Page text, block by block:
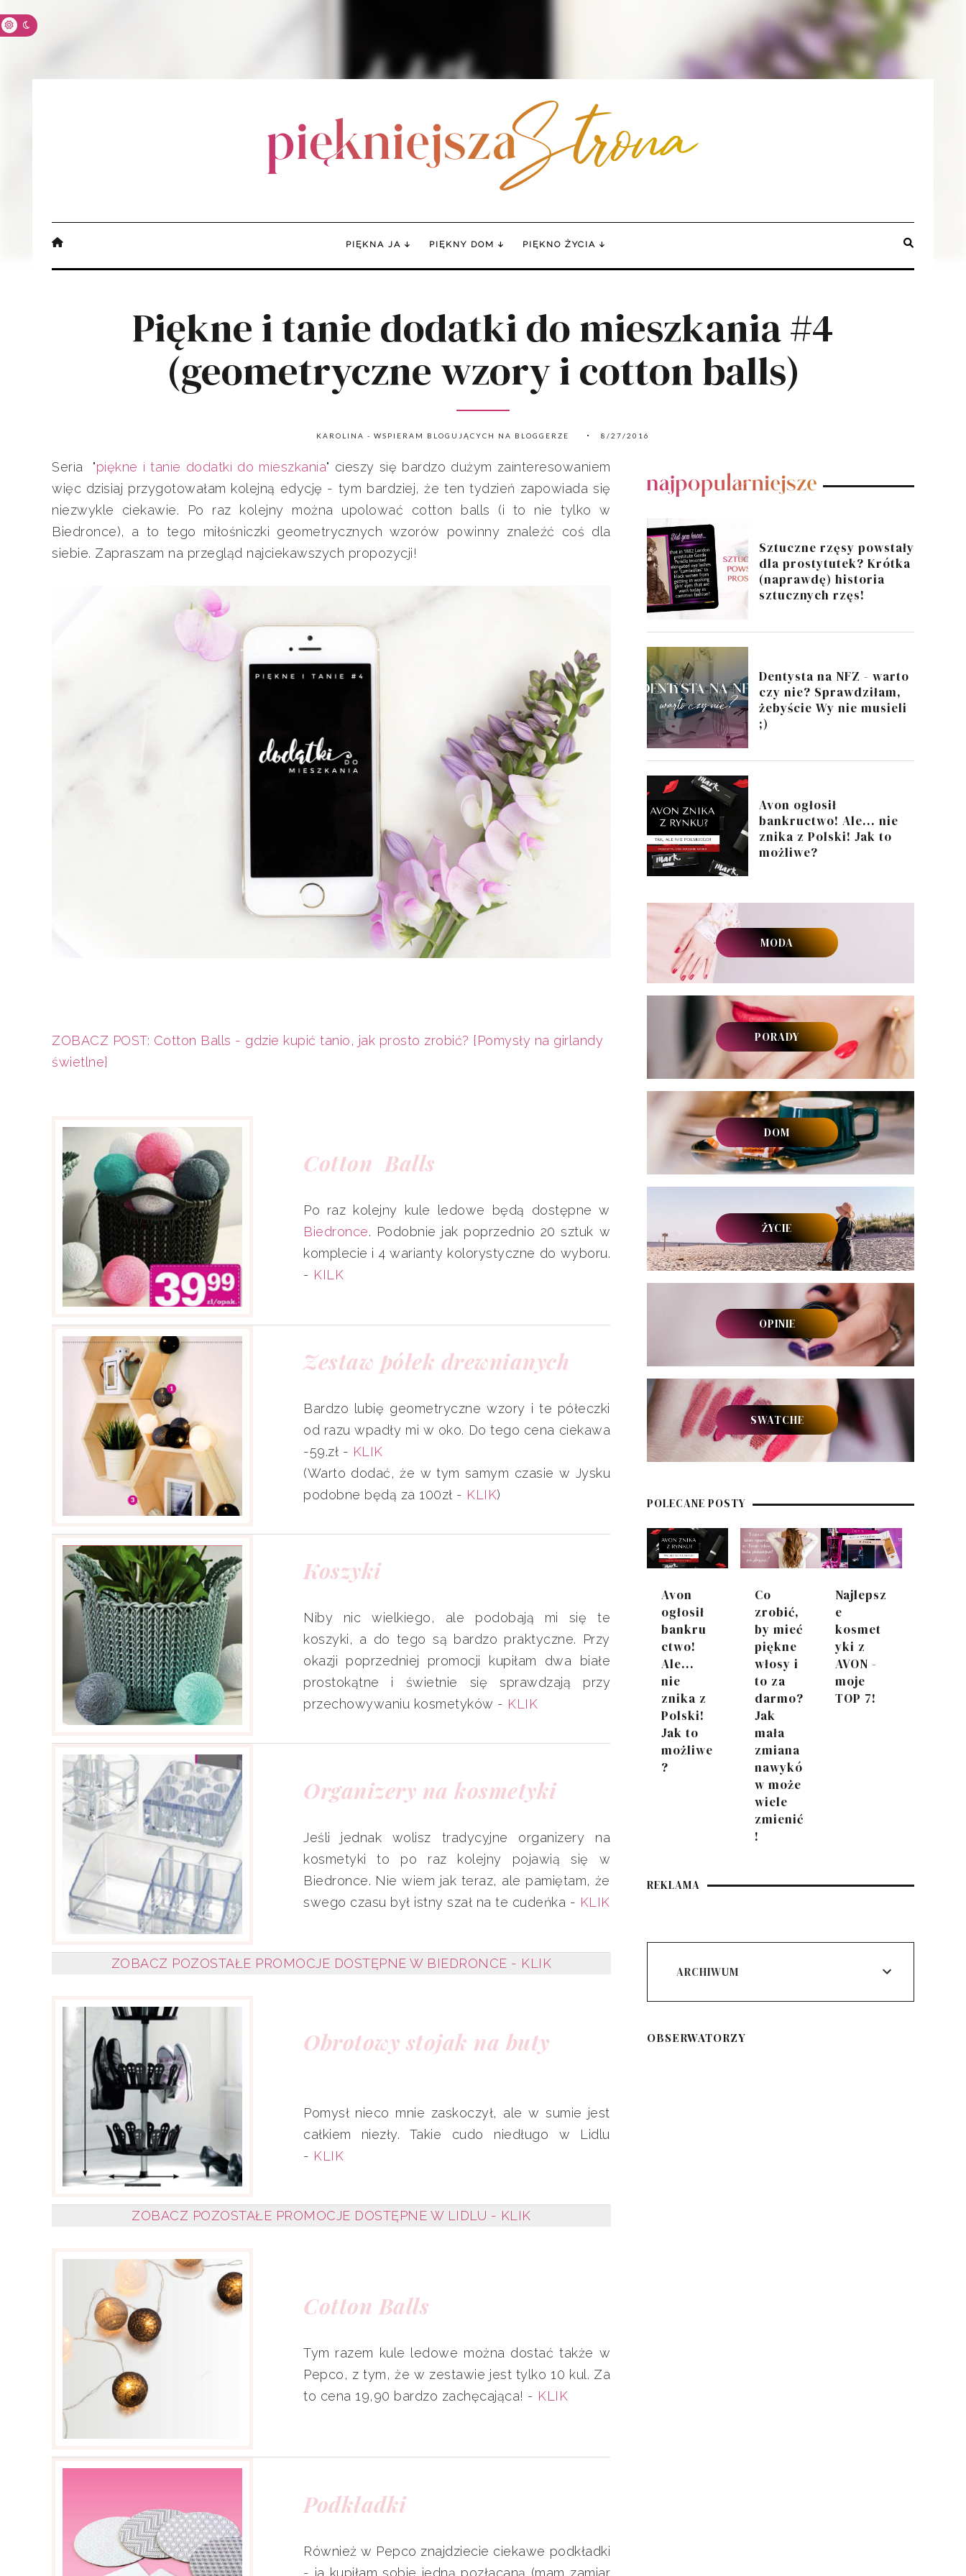
PIĘKNA JA PIĘKNY DOM PIĘKNO ŻYCIA
Piękne i tanie dodatki do mieszkania #4
(geometryczne wzory i cotton balls)
KAROLINA - WSPIERAM BLOGUJĄCYCH NA BLOGGERZE 8/27/2016
Seria "piękne i tanie dodatki do mieszkania" cieszy się bardzo dużym zainteresowaniem
więc dzisiaj przygotowałam kolejną edycję - tym bardziej, że ten tydzień zapowiada się
niezwykle ciekawie. Po raz kolejny można upolować cotton balls (i to nie tylko w
Biedronce), a to tego miłośniczki geometrycznych wzorów powinny znaleźć coś dla
siebie. Zapraszam na przegląd najciekawszych propozycji!
ZOBACZ POST: Cotton Balls - gdzie kupić tanio, jak prosto zrobić? {Pomysły na girlandy
świetlne}
Cotton Balls
Po raz kolejny kule ledowe będą dostępne w
Biedronce. Podobnie jak poprzednio 20 sztuk w
komplecie i 4 warianty kolorystyczne do wyboru.
- KILK
Zestaw półek drewnianych
Bardzo lubię geometryczne wzory i te półeczki
od razu wpadły mi w oko. Do tego cena ciekawa
-59.zł - KLIK
(Warto dodać, że w tym samym czasie w Jysku
podobne będą za 100zł - KLIK)
Koszyki
Niby nic wielkiego, ale podobają mi się te
koszyki, a do tego są bardzo praktyczne. Przy
okazji poprzedniej promocji kupiłam dwa białe
prostokątne i świetnie się sprawdzają przy
przechowywaniu kosmetyków - KLIK
Organizery na kosmetyki
Jeśli jednak wolisz tradycyjne organizery na
kosmetyki to po raz kolejny pojawią się w
Biedronce. Nie wiem jak teraz, ale pamiętam, że
swego czasu był istny szał na te cudeńka - KLIK
ZOBACZ POZOSTAŁE PROMOCJE DOSTĘPNE W BIEDRONCE - KLIK
Obrotowy stojak na buty
Pomysł nieco mnie zaskoczył, ale w sumie jest
całkiem niezły. Takie cudo niedługo w Lidlu
- KLIK
ZOBACZ POZOSTAŁE PROMOCJE DOSTĘPNE W LIDLU - KLIK
Cotton Balls
Tym razem kule ledowe można dostać także w
Pepco, z tym, że w zestawie jest tylko 10 kul. Za
to cena 19,90 bardzo zachęcająca! - KLIK
Podkładki
Również w Pepco znajdziecie ciekawe podkładki
POPULARNE POSTY
Sztuczne rzęsy powstały
dla prostytutek? Krótka
(naprawdę) historia
sztucznych rzęs!
Dentysta na NFZ - warto
czy nie? Sprawdziłam,
żebyście Wy nie musieli
;)
Avon ogłosił
bankructwo! Ale... nie
znika z Polski! Jak to
możliwe?
MODA
PORADY
DOM
ŻYCIE
OPINIE
SWATCHE
POLECANE POSTY
Avon
ogłosił
bankru
ctwo!
Ale...
nie
znika z
Polski!
Jak to
możliwe
?
Co
zrobić,
by mieć
piękne
włosy i
to za
darmo?
Jak
mała
zmiana
nawykó
w może
wiele
zmienić
!
Najlepsz
e
kosmet
yki z
AVON -
moje
TOP 7!
REKLAMA
ARCHIWUM
OBSERWATORZY